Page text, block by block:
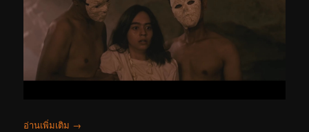
อ่านเพิ่มเติม →